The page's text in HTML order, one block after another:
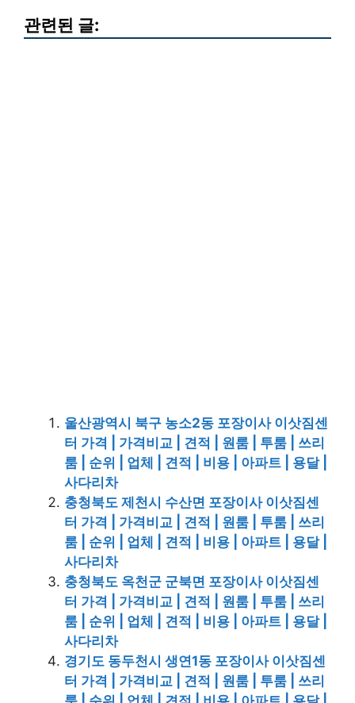
관련된 글:
울산광역시 북구 농소2동 포장이사 이삿짐센
터 가격 | 가격비교 | 견적 | 원룸 | 투룸 | 쓰리
룸 | 순위 | 업체 | 견적 | 비용 | 아파트 | 용달 |
사다리차
충청북도 제천시 수산면 포장이사 이삿짐센
터 가격 | 가격비교 | 견적 | 원룸 | 투룸 | 쓰리
룸 | 순위 | 업체 | 견적 | 비용 | 아파트 | 용달 |
사다리차
충청북도 옥천군 군북면 포장이사 이삿짐센
터 가격 | 가격비교 | 견적 | 원룸 | 투룸 | 쓰리
룸 | 순위 | 업체 | 견적 | 비용 | 아파트 | 용달 |
사다리차
경기도 동두천시 생연1동 포장이사 이삿짐센
터 가격 | 가격비교 | 견적 | 원룸 | 투룸 | 쓰리